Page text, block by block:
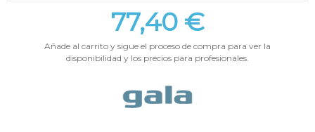
77,40 €
Añade al carrito y sigue el proceso de compra para ver la
disponibilidad y los precios para profesionales.